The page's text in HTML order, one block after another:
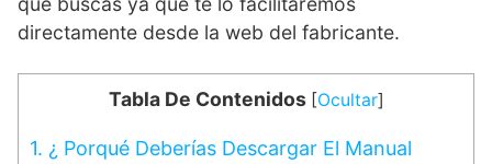
directamente desde la web del fabricante.
Tabla De Contenidos [Ocultar]
1. ¿ Porqué Deberías Descargar El Manual